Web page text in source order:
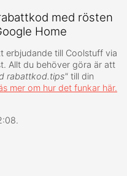
med rösten
Home
erbjudande till Coolstuff via
Allt du behöver göra är att
rabattkod.tips" till din
mer om hur det funkar här.
.